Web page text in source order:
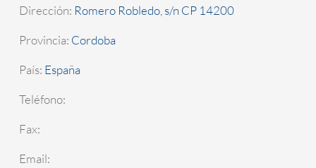
Dirección: Romero Robledo, s/n CP 14200
Provincia: Cordoba
País: España
Teléfono:
Fax:
Email: